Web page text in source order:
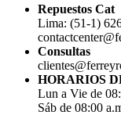
Repuestos Cat
Lima: (51-1)
Consultas
HORARIOS
Lun a Vie de
Sáb de 08:00